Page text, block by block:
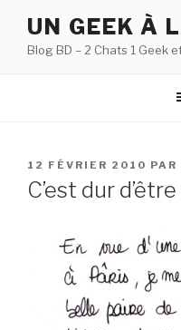
contenu
UN GEEK À
Blog BD – 2 Chats 1 Geek
PUBLIÉ
LE
12 FÉVRIER 2010 PAR
C’est dur